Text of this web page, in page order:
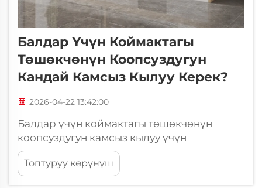
Балдар Үчүн Коймактагы
Төшөкчөнүн Коопсуздугун
Кандай Камсыз Кылуу Керек?
2026-04-22 13:42:00
Балдар үчүн коймактагы төшөкчөнүн
коопсуздугун камсыз кылуу үчүн
конструкциялык бүтүндүк, туура орнотуу
ыкмалары жана бийикте уйкашынан пайда
болгон өзгөчө коркунучтарды эске алуучу
Топтуруу көрүнүш